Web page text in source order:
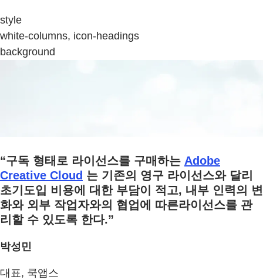
style
white-columns, icon-headings
background
“구독 형태로 라이선스를 구매하는 Adobe
Creative Cloud 는 기존의 영구 라이선스와 달리
초기도입 비용에 대한 부담이 적고, 내부 인력의 변
화와 외부 작업자와의 협업에 따른라이선스를 관
리할 수 있도록 한다.”
박성민
대표, 쿡앱스